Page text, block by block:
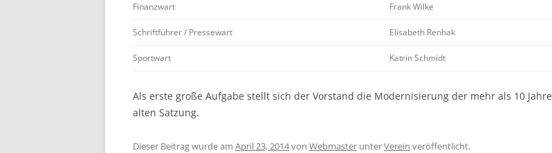
Finanzwart Frank Wilke
Schriftführer / Pressewart Elisabeth Renhak
Sportwart Katrin Schmidt
Als erste große Aufgabe stellt sich der Vorstand die Modernisierung der mehr als 10 Jahre
alten Satzung.
Dieser Beitrag wurde am April 23, 2014von Webmaster unterVerein veröffentlicht.